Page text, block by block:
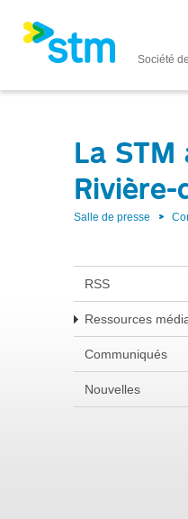
Société
La
Salle de presse
RSS
Ressources
Communiqués
Nouvelles